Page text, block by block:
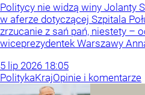
Politycy nie widzą winy Jolanty
w aferze dotyczącej Szpitala
zrzucanie z sań pań, niestety –
wiceprezydentek Warszawy
5 lip 2026 18:05
PolitykaKrajOpinie i komentarze